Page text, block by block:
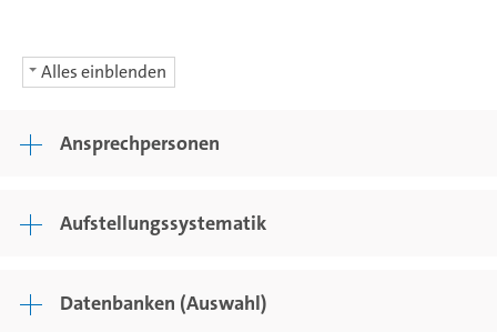
Alles einblenden
Ansprechpersonen
Aufstellungssystematik
Datenbanken (Auswahl)